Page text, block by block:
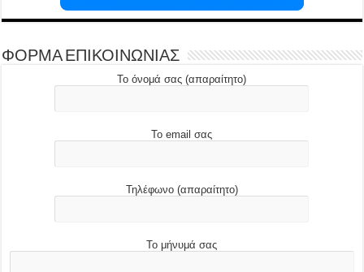
ΦΟΡΜΑ ΕΠΙΚΟΙΝΩΝΙΑΣ
Το όνομά σας (απαραίτητο)
Το email σας
Τηλέφωνο (απαραίτητο)
Το μήνυμά σας